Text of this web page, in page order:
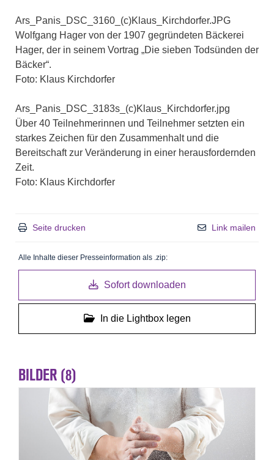
Ars_Panis_DSC_3160_(c)Klaus_Kirchdorfer.JPG
Wolfgang Hager von der 1907 gegründeten Bäckerei
Hager, der in seinem Vortrag „Die sieben Todsünden der
Bäcker“.
Foto: Klaus Kirchdorfer
Ars_Panis_DSC_3183s_(c)Klaus_Kirchdorfer.jpg
Über 40 Teilnehmerinnen und Teilnehmer setzten ein
starkes Zeichen für den Zusammenhalt und die
Bereitschaft zur Veränderung in einer herausfordernden
Zeit.
Foto: Klaus Kirchdorfer
Seite drucken Link mailen
Alle Inhalte dieser Presseinformation als .zip:
Sofort downloaden
In die Lightbox legen
BILDER (8)